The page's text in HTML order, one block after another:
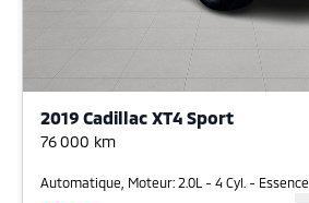
2019 Cadillac XT4 Sport
76 000 km
Automatique, Moteur: 2.0L - 4 Cyl. - Essence